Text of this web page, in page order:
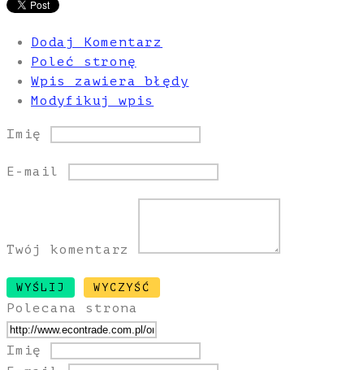
Dodaj Komentarz
Poleć stronę
Wpis zawiera błędy
Modyfikuj wpis
Imię
E-mail
Twój komentarz
Polecana strona
Imię